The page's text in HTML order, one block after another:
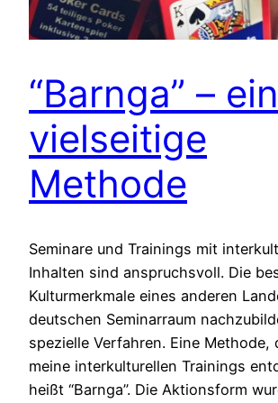
“Barnga” –
vielseitige
Methode
Seminare und Trainings mit
Inhalten sind anspruchsvoll. Die
Kulturmerkmale eines anderen
deutschen Seminarraum
spezielle Verfahren. Eine Methode,
meine interkulturellen Trainings
heißt “Barnga”. Die Aktionsform